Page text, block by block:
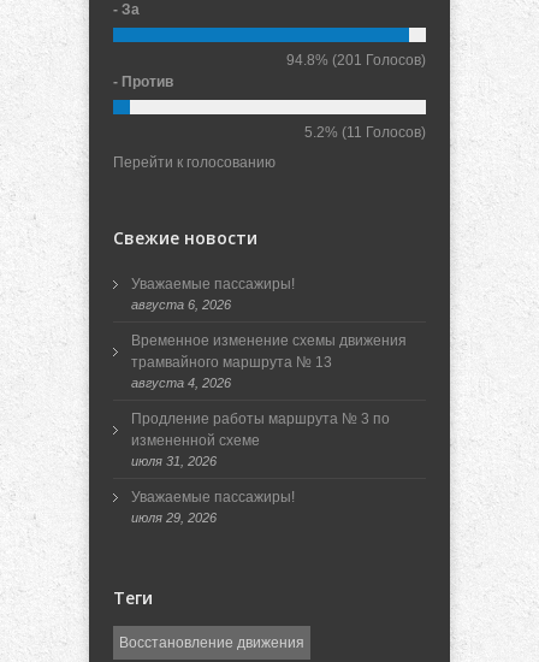
- За
94.8% (201 Голосов)
- Против
5.2% (11 Голосов)
Перейти к голосованию
Свежие новости
Уважаемые пассажиры!
августа 6, 2026
Временное изменение схемы движения
трамвайного маршрута № 13
августа 4, 2026
Продление работы маршрута № 3 по
измененной схеме
июля 31, 2026
Уважаемые пассажиры!
июля 29, 2026
Теги
Восстановление движения